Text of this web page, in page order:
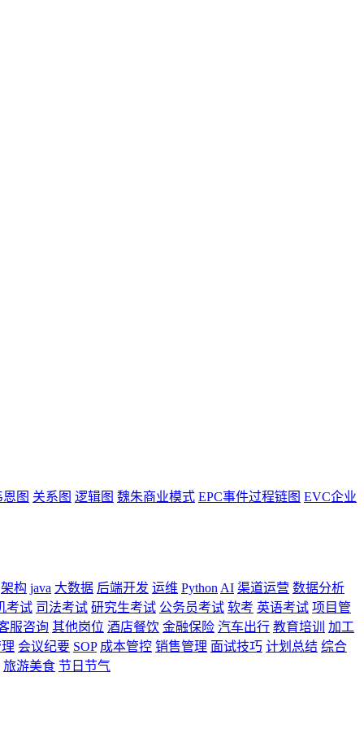
恩图 关系图 逻辑图 魏朱商业模式 EPC事件过程链图 EVC企业
架构 java 大数据 后端开发 运维 Python AI 渠道运营 数据分析
考试 司法考试 研究生考试 公务员考试 软考 英语考试 项目管
服咨询 其他岗位 酒店餐饮 金融保险 汽车出行 教育培训
加工
会议纪要 SOP 成本管控 销售管理 面试技巧 计划总结 综合
旅游美食 节日节气